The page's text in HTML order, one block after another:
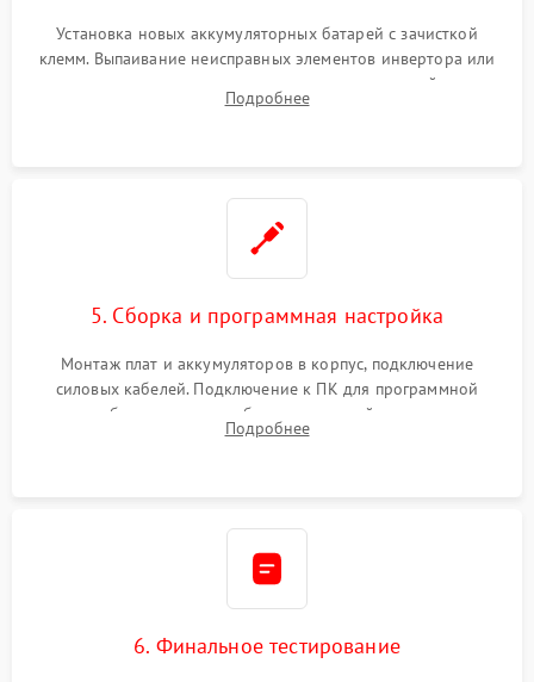
Установка новых аккумуляторных батарей с зачисткой
клемм. Выпаивание неисправных элементов инвертора или
цепи зарядки и монтаж новых радиодеталей.
Восстановление поврежденных токоведущих дорожек и
Подробнее
5. Сборка и программная настройка
Монтаж плат и аккумуляторов в корпус, подключение
силовых кабелей. Подключение к ПК для программной
калибровки констант батареи, настройки порогов
срабатывания AVR и сброса счетчиков старения АКБ.
Подробнее
6. Финальное тестирование